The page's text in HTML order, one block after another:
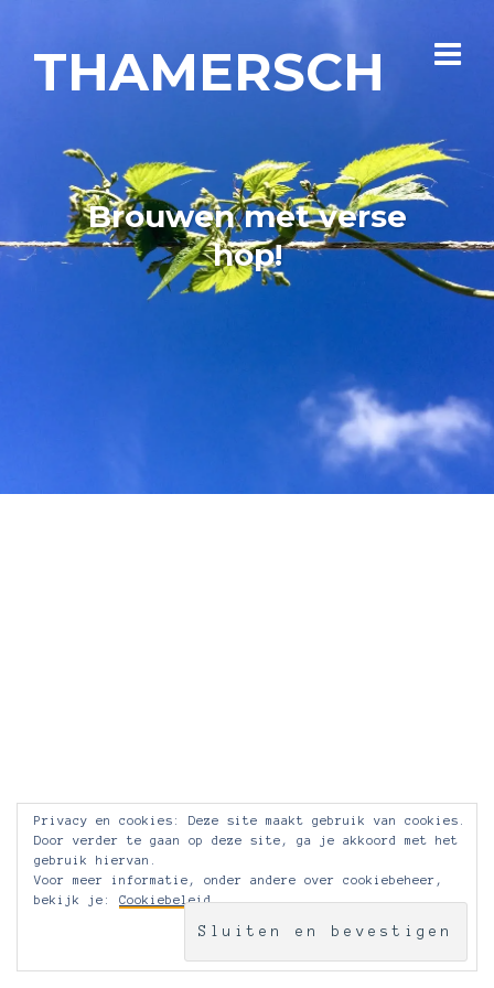
THAMERSCH
Brouwen met verse
hop!
Privacy en cookies: Deze site maakt gebruik van cookies.
Door verder te gaan op deze site, ga je akkoord met het
gebruik hiervan.
Voor meer informatie, onder andere over cookiebeheer,
bekijk je: Cookiebeleid